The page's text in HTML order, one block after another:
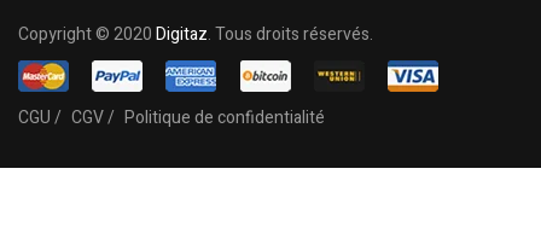
Copyright © 2020Digitaz. Tous droits réservés.
CGU / CGV / Politique de confidentialité